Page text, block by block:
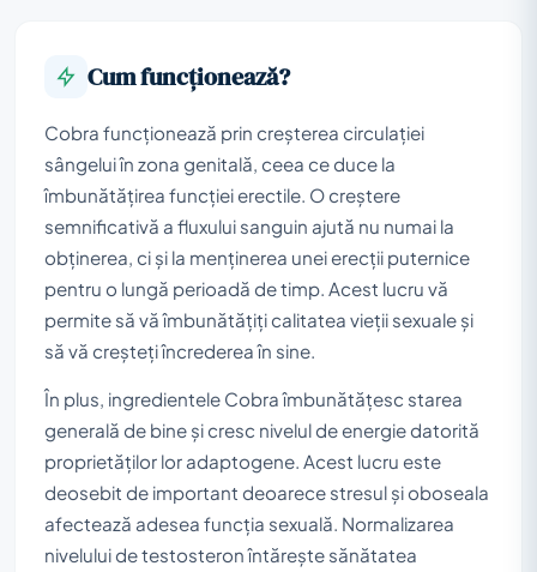
Cum funcționează?
Cobra funcționează prin creșterea circulației
sângelui în zona genitală, ceea ce duce la
îmbunătățirea funcției erectile. O creștere
semnificativă a fluxului sanguin ajută nu numai la
obținerea, ci și la menținerea unei erecții puternice
pentru o lungă perioadă de timp. Acest lucru vă
permite să vă îmbunătățiți calitatea vieții sexuale și
să vă creșteți încrederea în sine.
În plus, ingredientele Cobra îmbunătățesc starea
generală de bine și cresc nivelul de energie datorită
proprietăților lor adaptogene. Acest lucru este
deosebit de important deoarece stresul și oboseala
afectează adesea funcția sexuală. Normalizarea
nivelului de testosteron întărește sănătatea